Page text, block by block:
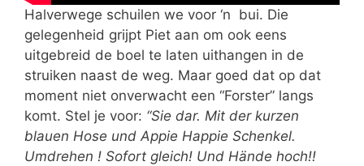
Halverwege schuilen we voor ‘n bui. Die
gelegenheid grijpt Piet aan om ook eens
uitgebreid de boel te laten uithangen in de
struiken naast de weg. Maar goed dat op dat
moment niet onverwacht een “Forster” langs
komt. Stel je voor: “Sie dar. Mit der kurzen
blauen Hose und Appie Happie Schenkel.
Umdrehen ! Sofort gleich! Und Hände hoch!!